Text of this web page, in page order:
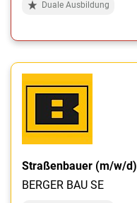
Duale Ausbildung
Straßenbauer (m/w/d)
BERGER BAU SE